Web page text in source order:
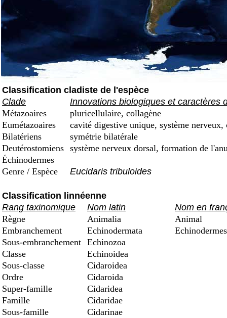
Classification cladiste de l'espèce
Clade
Innovations biologiques et caractères
Métazoaires
pluricellulaire, collagène
Eumétazoaires
cavité digestive unique, système nerveux,
Bilatériens
symétrie bilatérale
Deutérostomiens système nerveux dorsal, formation de
Échinodermes
Genre / Espèce
Eucidaris tribuloides
Classification linnéenne
Rang taxinomique
Nom latin
Nom en
Règne
Animalia
Animal
Embranchement
Echinodermata
Echinodermes
Sous-embranchement Echinozoa
Classe
Echinoidea
Sous-classe
Cidaroidea
Ordre
Cidaroida
Super-famille
Cidaridea
Famille
Cidaridae
Sous-famille
Cidarinae